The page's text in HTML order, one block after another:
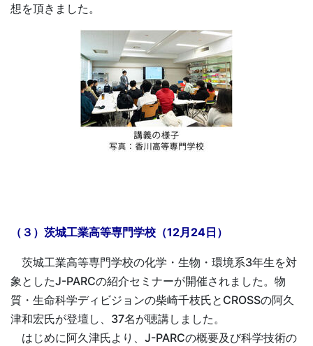
想を頂きました。
（３）茨城工業高等専門学校（12月24日）
茨城工業高等専門学校の化学・生物・環境系3年生を対
象としたJ-PARCの紹介セミナーが開催されました。物
質・生命科学ディビジョンの柴崎千枝氏とCROSSの阿久
津和宏氏が登壇し、37名が聴講しました。
はじめに阿久津氏より、J-PARCの概要及び科学技術の